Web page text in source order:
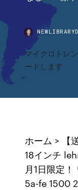
マイクロトレ
ードします
ホーム > 【
18インチ
月1日限定
5a-fe 1500